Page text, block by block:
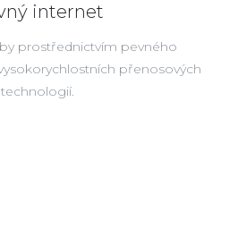
internet
prostřednictvím pevného
přenosových
technologií.